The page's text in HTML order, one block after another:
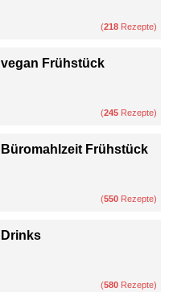
(218 Rezepte)
vegan Frühstück
(245 Rezepte)
Büromahlzeit Frühstück
(550 Rezepte)
Drinks
(580 Rezepte)